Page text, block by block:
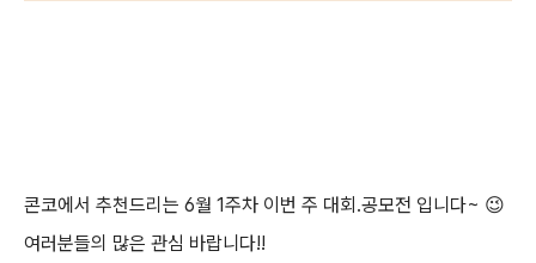
콘코에서 추천드리는 6월 1주차 이번 주 대회.공모전 입니다~ 😉
여러분들의 많은 관심 바랍니다!!